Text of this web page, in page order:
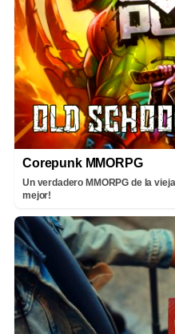
Corepunk MMORPG
Un verdadero MMORPG de la
mejor!